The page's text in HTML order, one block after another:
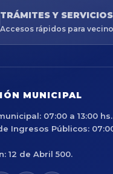
TRÁMITES Y SERVICIOS
Accesos rápidos para
MUNICIPAL
07:00 a 13:00 hs.
Ingresos Públicos:
12 de Abril 500.